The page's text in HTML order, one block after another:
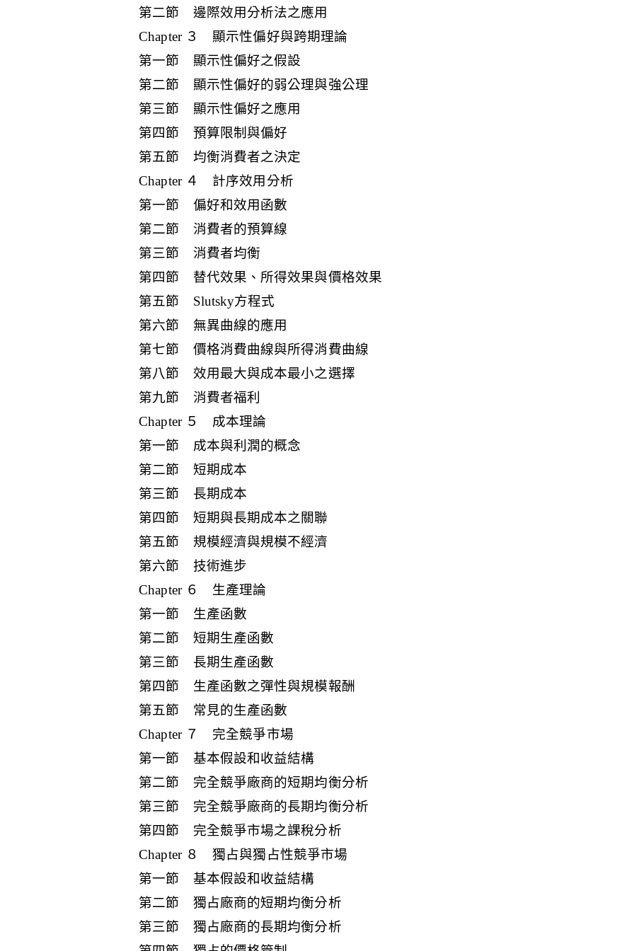
第二節 邊際效用分析法之應用
Chapter ３ 顯示性偏好與跨期理論
第一節 顯示性偏好之假設
第二節 顯示性偏好的弱公理與強公理
第三節 顯示性偏好之應用
第四節 預算限制與偏好
第五節 均衡消費者之決定
Chapter ４ 計序效用分析
第一節 偏好和效用函數
第二節 消費者的預算線
第三節 消費者均衡
第四節 替代效果、所得效果與價格效果
第五節 Slutsky方程式
第六節 無異曲線的應用
第七節 價格消費曲線與所得消費曲線
第八節 效用最大與成本最小之選擇
第九節 消費者福利
Chapter ５ 成本理論
第一節 成本與利潤的概念
第二節 短期成本
第三節 長期成本
第四節 短期與長期成本之關聯
第五節 規模經濟與規模不經濟
第六節 技術進步
Chapter ６ 生產理論
第一節 生產函數
第二節 短期生產函數
第三節 長期生產函數
第四節 生產函數之彈性與規模報酬
第五節 常見的生產函數
Chapter ７ 完全競爭市場
第一節 基本假設和收益結構
第二節 完全競爭廠商的短期均衡分析
第三節 完全競爭廠商的長期均衡分析
第四節 完全競爭市場之課稅分析
Chapter ８ 獨占與獨占性競爭市場
第一節 基本假設和收益結構
第二節 獨占廠商的短期均衡分析
第三節 獨占廠商的長期均衡分析